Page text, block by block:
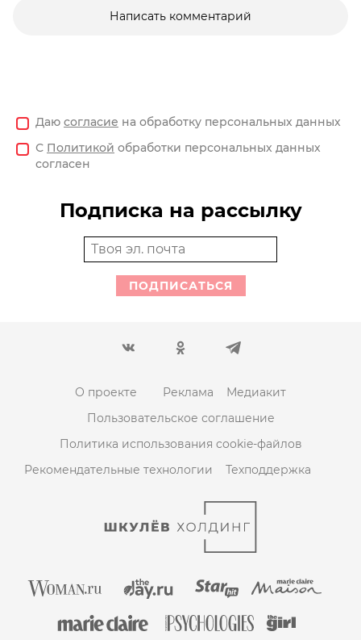
Написать комментарий
Даю согласие на обработку персональных данных
С Политикой обработки персональных данных
согласен
Подписка на рассылку
ПОДПИСАТЬСЯ
О проекте Реклама
Медиакит
Пользовательское соглашение
Политика использования cookie-файлов
Рекомендательные технологии
Техподдержка